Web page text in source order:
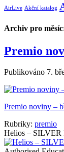
AirLive Akční katalog
Archiv pro
Premio
Publikováno 7.
Premio noviny –
Rubriky: premio
Helios – SILVER